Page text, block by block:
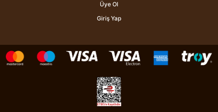
Üye Ol
Giriş Yap